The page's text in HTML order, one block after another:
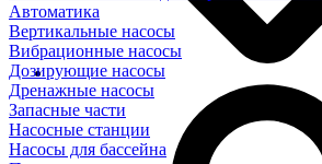
Автоматика
Вертикальные насосы
Вибрационные насосы
Дозирующие насосы
Дренажные насосы
Запасные части
Насосные станции
Насосы для бассейна